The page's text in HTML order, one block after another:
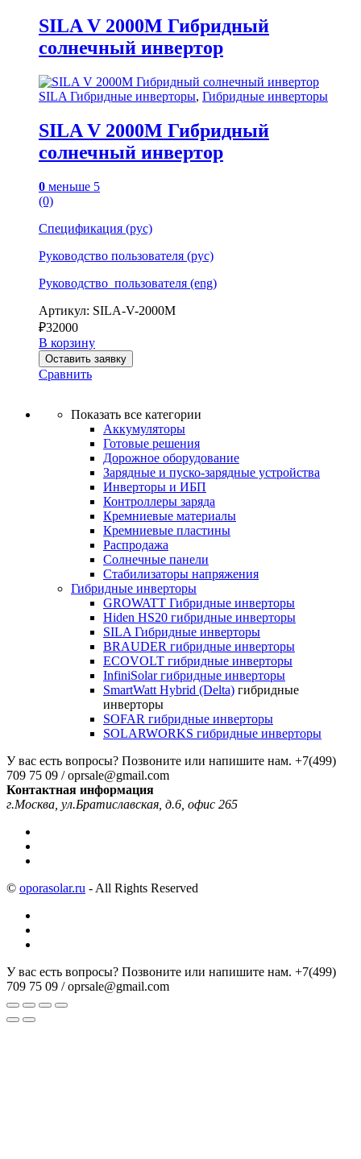
SILA V 2000M Гибридный
солнечный инвертор
SILA Гибридные инверторы, Гибридные инверторы
SILA V 2000M Гибридный
солнечный инвертор
0 меньше 5
(0)
Спецификация (рус)
Руководство пользователя (рус)
Руководство_пользователя (eng)
Артикул: SILA-V-2000M
₽32000
В корзину
Оставить заявку
Сравнить
Показать все категории
Аккумуляторы
Готовые решения
Дорожное оборудование
Зарядные и пуско-зарядные устройства
Инверторы и ИБП
Контроллеры заряда
Кремниевые материалы
Кремниевые пластины
Распродажа
Солнечные панели
Стабилизаторы напряжения
Гибридные инверторы
GROWATT Гибридные инверторы
Hiden HS20 гибридные инверторы
SILA Гибридные инверторы
BRAUDER гибридные инверторы
ECOVOLT гибридные инверторы
InfiniSolar гибридные инверторы
SmartWatt Hybrid (Delta) гибридные
инверторы
SOFAR гибридные инверторы
SOLARWORKS гибридные инверторы
У вас есть вопросы? Позвоните или напишите нам. +7(499)
709 75 09 / oprsale@gmail.com
Контактная информация
г.Москва, ул.Братиславская, д.6, офис 265
© oporasolar.ru - All Rights Reserved
У вас есть вопросы? Позвоните или напишите нам. +7(499)
709 75 09 / oprsale@gmail.com